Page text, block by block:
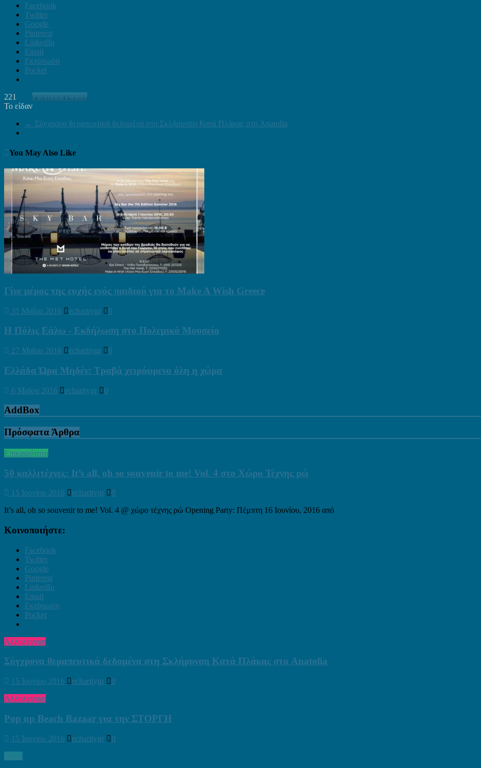
Facebook
Twitter
Google
Pinterest
LinkedIn
Email
Εκτύπωση
Pocket
221
Το είδαν
FacebookTwitter
← Σύγχρονα θεραπευτικά δεδομένα στη Σκλήρυνση Κατά Πλάκας στο Anatolia
You May Also Like
Γίνε μέρος της ευχής ενός παιδιού για το Make A Wish Greece
31 Μαΐου 2016 echaritygr 0
Η Πόλις Εάλω - Εκδήλωση στο Πολεμικό Μουσείο
27 Μαΐου 2016 echaritygr 0
Ελλάδα Ώρα Μηδέν: Τραβά χειρόφρενο όλη η χώρα
6 Μαΐου 2016 echaritygr 0
AddBox
Πρόσφατα Άρθρα
Επικαιρότητα
50 καλλιτέχνες: It’s all, oh so souvenir to me! Vol. 4 στο Χώρο Τέχνης ρώ
15 Ιουνίου 2016 echaritygr
0
It’s all, oh so souvenir to me! Vol. 4 @ χώρο τέχνης ρώ Opening Party: Πέμπτη 16 Ιουνίου, 2016 από
Κοινοποιήστε:
Facebook
Twitter
Google
Pinterest
LinkedIn
Email
Εκτύπωση
Pocket
Αλληλεγγύη
Σύγχρονα θεραπευτικά δεδομένα στη Σκλήρυνση Κατά Πλάκας στο Anatolia
15 Ιουνίου 2016 echaritygr
0
Αλληλεγγύη
Pop up Beach Bazaar για την ΣΤΟΡΓΗ
15 Ιουνίου 2016 echaritygr
0